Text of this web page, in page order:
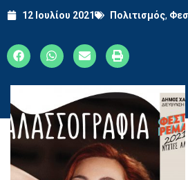
12 Ιουλίου 2021 Πολιτισμός,